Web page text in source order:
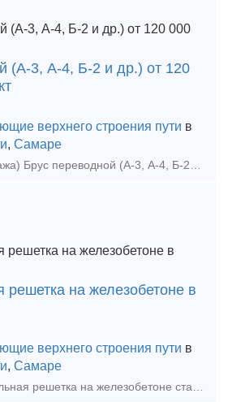
(А-3, А-4, Б-2 и др.) от 120
верхнего строения пути в
, Самаре
решетка на железобетоне в
верхнего строения пути в
, Самаре